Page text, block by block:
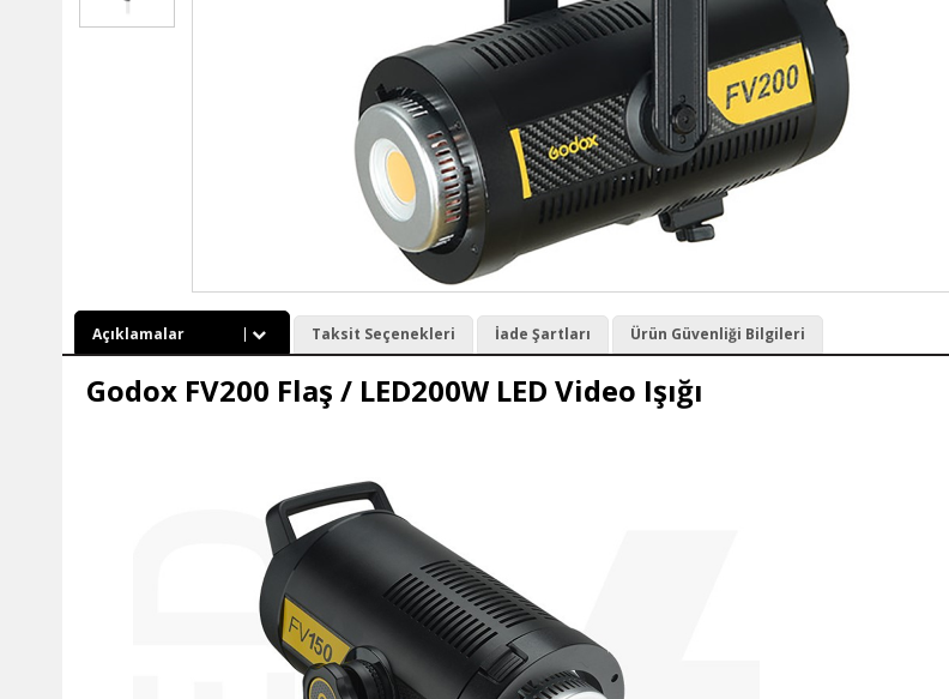
Açıklamalar Taksit Seçenekleri İade Şartları Ürün Güvenliği Bilgileri
Godox FV200 Flaş / LED200W LED Video Işığı